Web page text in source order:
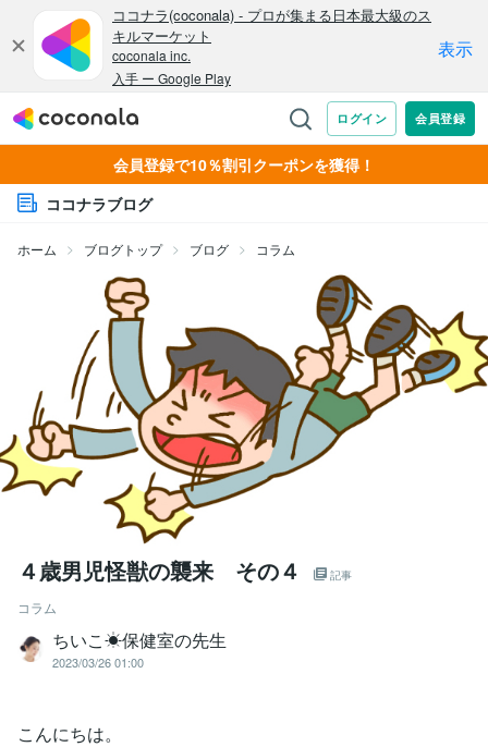
会員登録で10％割引クーポンを獲得！
ココナラブログ
ホーム ブログトップ ブログ コラム
４歳男児怪獣の襲来 その４ 記事
コラム
ちいこ☀保健室の先生
2023/03/26 01:00
こんにちは。